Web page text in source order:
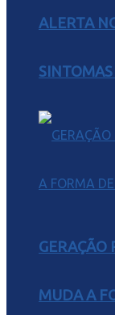
ALERTA
GERAÇÃO
MUDA A